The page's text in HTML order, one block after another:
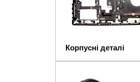
Корпусні деталі